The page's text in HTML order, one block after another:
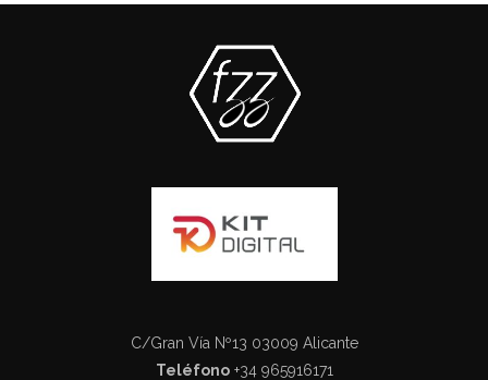
C/Gran Vía Nº13 03009 Alicante
Teléfono+34 965916171